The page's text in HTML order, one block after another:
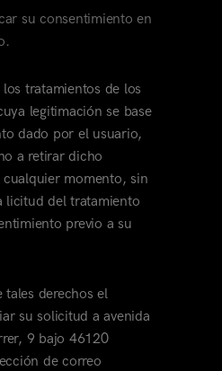
su consentimiento en
tratamientos de los
legitimación se base
dado por el usuario,
a retirar dicho
momento, sin
licitud del tratamiento
previo a su
tales derechos el
su solicitud a avenida
9 bajo 46120
de correo